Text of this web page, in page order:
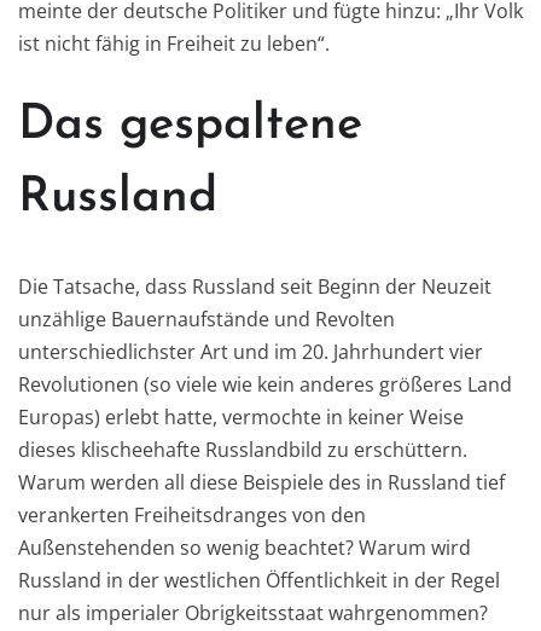
meinte der deutsche Politiker und fügte hinzu: „Ihr Volk
ist nicht fähig in Freiheit zu leben“.
Das gespaltene
Russland
Die Tatsache, dass Russland seit Beginn der Neuzeit
unzählige Bauernaufstände und Revolten
unterschiedlichster Art und im 20. Jahrhundert vier
Revolutionen (so viele wie kein anderes größeres Land
Europas) erlebt hatte, vermochte in keiner Weise
dieses klischeehafte Russlandbild zu erschüttern.
Warum werden all diese Beispiele des in Russland tief
verankerten Freiheitsdranges von den
Außenstehenden so wenig beachtet?Warum wird
Russland in der westlichen Öffentlichkeit in der Regel
nurals imperialer Obrigkeitsstaat wahrgenommen?